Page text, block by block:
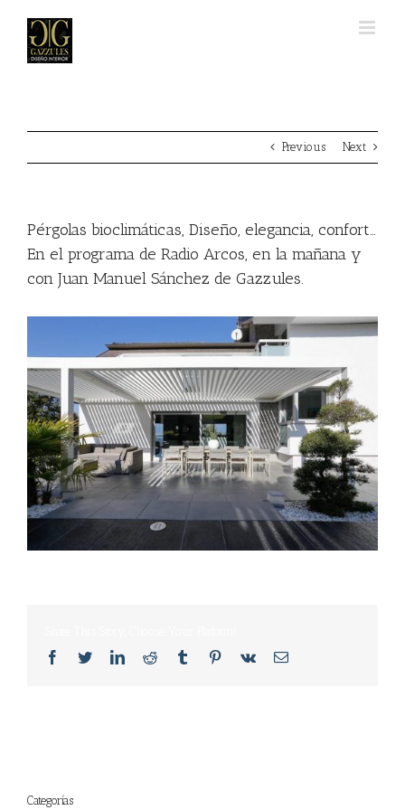
content
Previous Next
Pérgolas bioclimáticas, Diseño, elegancia, confort…
En el programa de Radio Arcos, en la mañana y
con Juan Manuel Sánchez de Gazzules.
Facebook
TwitterLinkedInReddit Tumblr Pinterest
Vk Email
Categorías